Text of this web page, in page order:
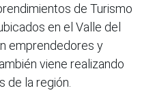
de Turismo
en el Valle del
emprendedores y
viene realizando
de la región.